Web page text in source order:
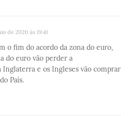
de 2020 às 19:41
o fim do acordo da zona do euro,
do euro vão perder a
Inglaterra e os Ingleses vão comprar
País.